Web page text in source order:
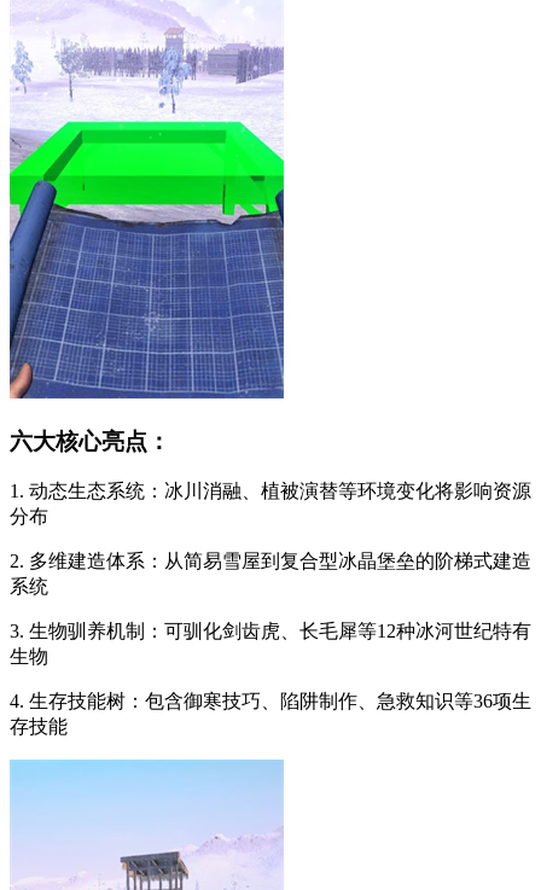
六大核心亮点：
1. 动态生态系统：冰川消融、植被演替等环境变化将影响资源
分布
2. 多维建造体系：从简易雪屋到复合型冰晶堡垒的阶梯式建造
系统
3. 生物驯养机制：可驯化剑齿虎、长毛犀等12种冰河世纪特有
生物
4. 生存技能树：包含御寒技巧、陷阱制作、急救知识等36项生
存技能